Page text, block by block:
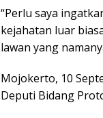
“Perlu saya
kejahatan luar
lawan yang
Mojokerto, 10
Deputi Bidang